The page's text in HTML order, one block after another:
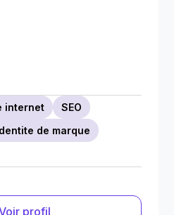
internet
SEO
de marque
profil